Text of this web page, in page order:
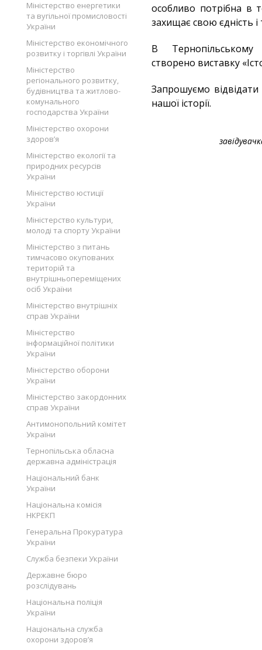
Міністерство енергетики
та вугільної промисловості
України
Міністерство економічного
розвитку і торгівлі України
Міністерство
регіонального розвитку,
будівництва та житлово-
комунального
господарства України
Міністерство охорони
здоров’я
Міністерство екології та
природних ресурсів
України
Міністерство юстиції
України
Міністерство культури,
молоді та спорту України
Міністерство з питань
тимчасово окупованих
територій та
внутрішньопереміщених
осіб України
Міністерство внутрішніх
справ України
Міністерство
інформаційної політики
України
Міністерство оборони
України
Міністерство закордонних
справ України
Антимонопольний комітет
України
Тернопільська обласна
державна адміністрація
Національний банк
України
Національна комісія
НКРЕКП
Генеральна Прокуратура
України
Служба безпеки України
Державне бюро
розслідувань
Національна поліція
України
Національна служба
охорони здоров’я
особливо потрібна в
захищає свою єдність і
В Тернопільському
створено виставку
Запрошуємо відвідати
нашої історії.